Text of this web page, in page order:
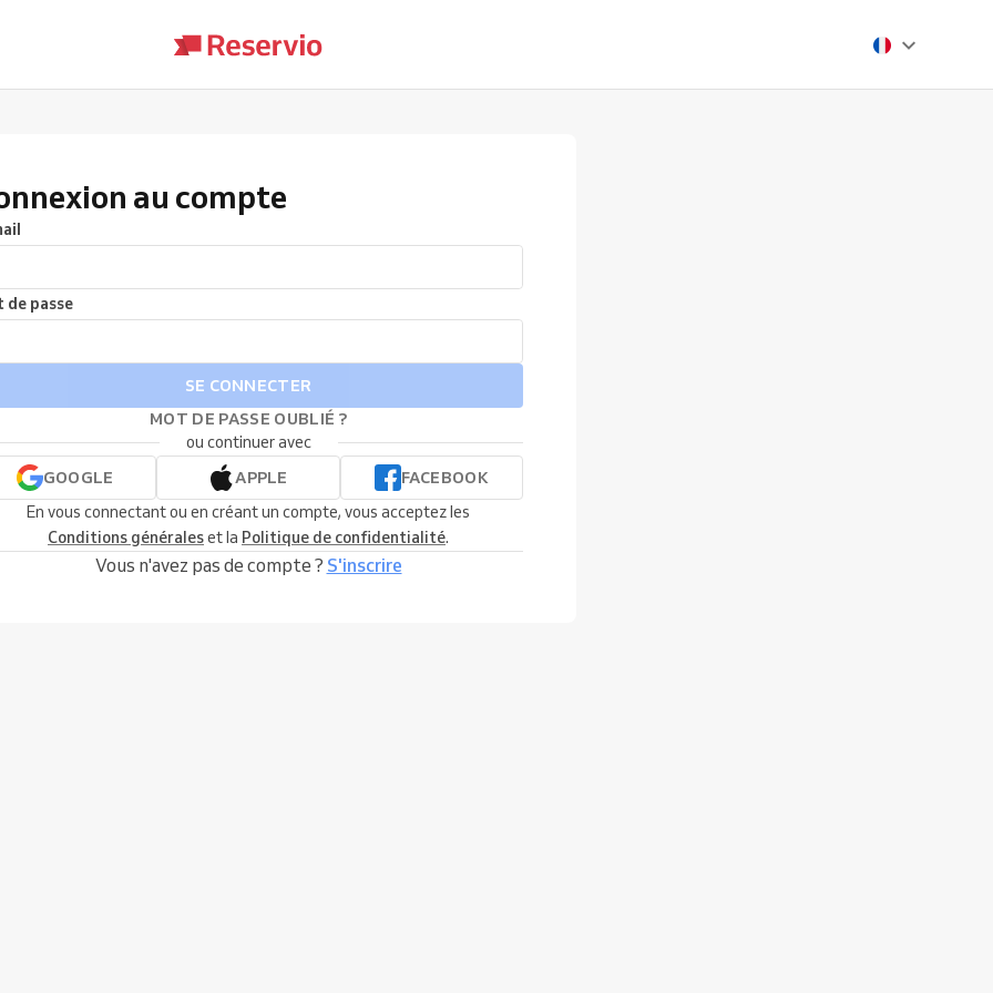
au compte
de passe
SE CONNECTER
MOT DE PASSE OUBLIÉ ?
ou continuer avec
GOOGLE
APPLE
FACEBOOK
En vous connectant ou en créant un compte, vous acceptez les
Conditions généraleset la Politique de confidentialité.
Vous n'avez pas de compte ? S'inscrire